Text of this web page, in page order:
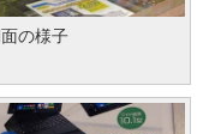
の様子